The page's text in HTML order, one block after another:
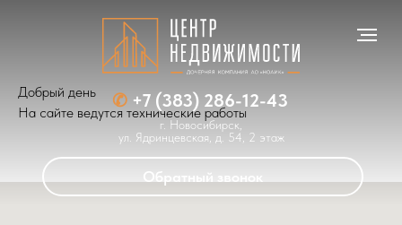
✆ +7 (383) 286-12-43
г. Новосибирск,
ул. Ядринцевская, д. 54, 2 этаж
Обратный звонок
Добрый день
На сайте ведутся технические работы